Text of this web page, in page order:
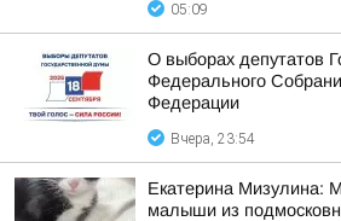
05:09
О выборах депутатов
Федерального
Федерации
Вчера, 23:54
Екатерина Мизулина:
малыши из